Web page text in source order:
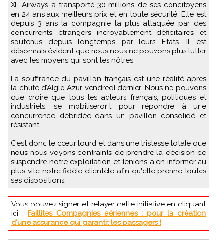
XL Airways a transporté 30 millions de ses concitoyens
en 24 ans aux meilleurs prix et en toute sécurité. Elle est
depuis 3 ans la compagnie la plus attaquée par des
concurrents étrangers incroyablement déficitaires et
soutenus depuis longtemps par leurs Etats. Il est
désormais évident que nous nous ne pouvons plus lutter
avec les moyens qui sont les nôtres.
La souffrance du pavillon français est une réalité après
la chute d'Aigle Azur vendredi dernier. Nous ne pouvons
que croire que tous les acteurs français, politiques et
industriels, se mobiliseront pour répondre à une
concurrence débridée dans un pavillon consolidé et
résistant.
C’est donc le cœur lourd et dans une tristesse totale que
nous nous voyons contraints de prendre la décision de
suspendre notre exploitation et tenions à en informer au
plus vite notre fidèle clientèle afin qu'elle prenne toutes
ses dispositions.
Vous pouvez signer et relayer cette initiative en cliquant
ici : Faillites Compagnies aériennes : pour la création
d'une assurance qui garantit les passagers !